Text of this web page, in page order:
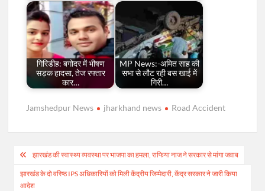
गिरिडीह: बगोदर में भीषण
सड़क हादसा, तेज रफ्तार
कार…
MP News:-अमित साह की
सभा से लौट रही बस खाई में
गिरी…
Jamshedpur News jharkhand news Road Accident
Post
navigation
झारखंड की स्वास्थ्य व्यवस्था पर भाजपा का हमला, राफिया नाज ने सरकार से मांगा जवाब
झारखंड के दो वरिष्ठ IPS अधिकारियों को मिली केंद्रीय जिम्मेदारी, केंद्र सरकार ने जारी किया
आदेश